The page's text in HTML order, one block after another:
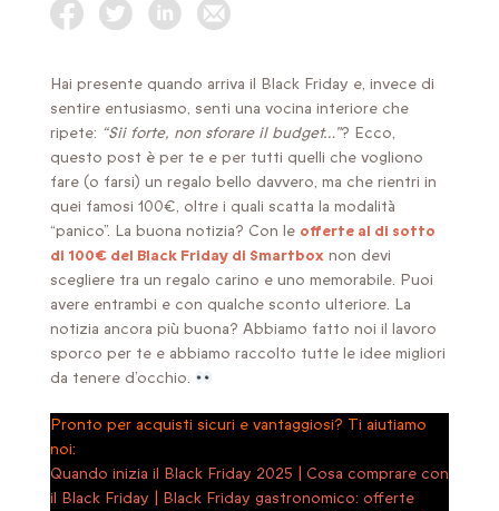
Hai presente quando arriva il Black Friday e, invece di
sentire entusiasmo, senti una vocina interiore che
ripete: “Sii forte, non sforare il budget…”? Ecco,
questo post è per te e per tutti quelli che vogliono
fare (o farsi) un regalo bello davvero, ma che rientri in
quei famosi 100€, oltre i quali scatta la modalità
“panico”. La buona notizia? Con le offerte al di sotto
di 100€ del Black Friday di Smartbox non devi
scegliere tra un regalo carino e uno memorabile. Puoi
avere entrambi e con qualche sconto ulteriore. La
notizia ancora più buona? Abbiamo fatto noi il lavoro
sporco per te e abbiamo raccolto tutte le idee migliori
da tenere d’occhio.
Pronto per acquisti sicuri e vantaggiosi? Ti aiutiamo
noi:
Quando inizia il Black Friday 2025
Cosa comprare con
il Black Friday
Black Friday gastronomico: offerte